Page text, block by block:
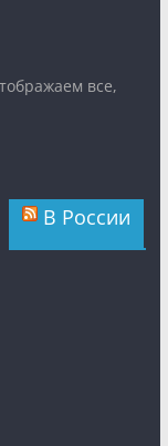
все,
В России